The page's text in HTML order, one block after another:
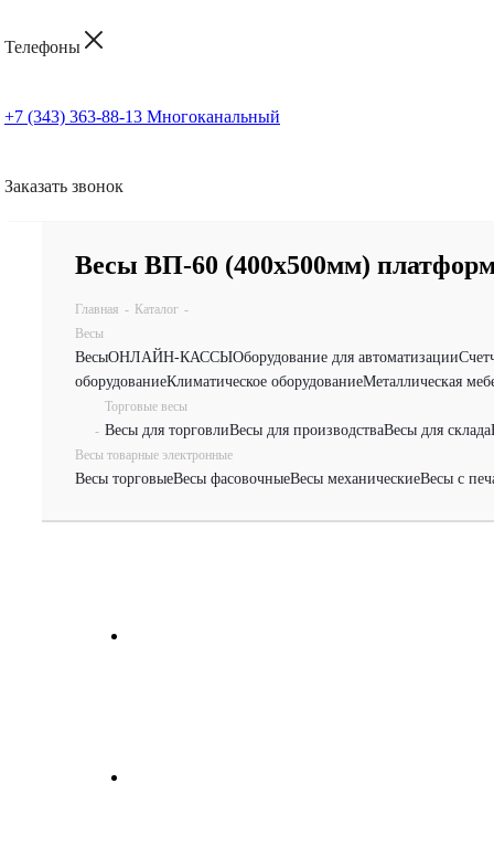
Телефоны
+7 (343) 363-88-13 Многоканальный
Заказать звонок
Весы ВП-60 (400х500мм)
Главная - Каталог -
Весы
ВесыОНЛАЙН-КАССЫОборудование для автоматизации
оборудованиеКлиматическое оборудованиеМеталлическая
-
Торговые весы
Весы для торговлиВесы для производстваВесы для склада
Весы товарные электронные
Весы торговыеВесы фасовочныеВесы механическиеВесы с